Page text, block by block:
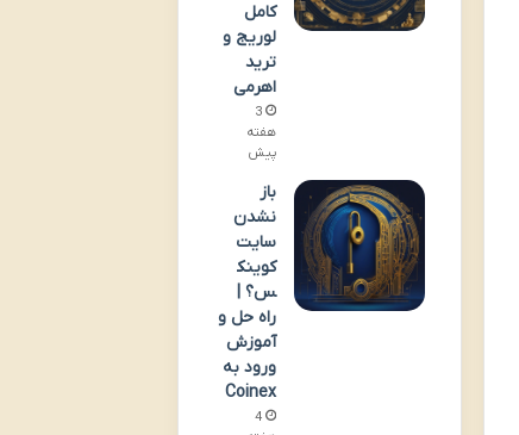
کامل
لوریج و
ترید
اهرمی
3
هفته
پیش
باز
نشدن
سایت
کوینک
س؟ |
راه حل و
آموزش
ورود به
Coinex
4